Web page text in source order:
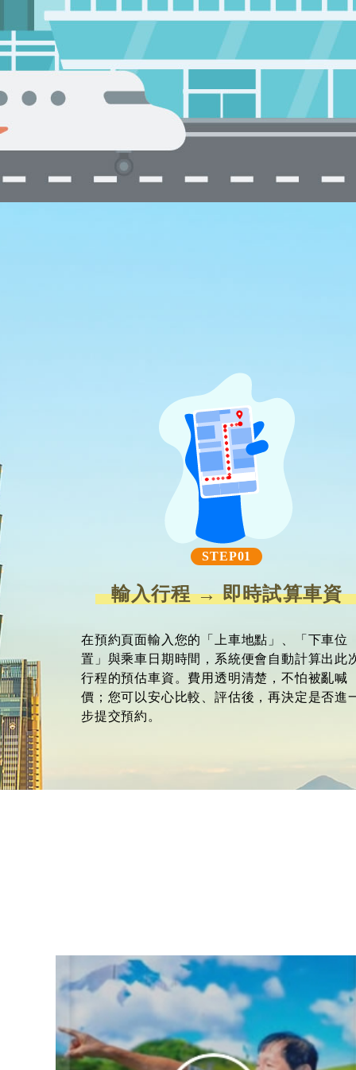
STEP01
輸入行程 → 即時試算車資
在預約頁面輸入您的「上車地點」、「下車位
置」與乘車日期時間，系統便會自動計算出此
行程的預估車資。費用透明清楚，不怕被亂喊
價；您可以安心比較、評估後，再決定是否進
步提交預約。